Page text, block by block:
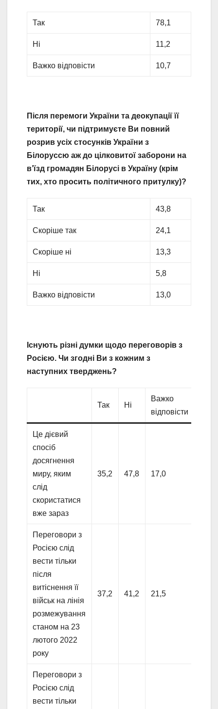
Так 78,1
Ні 11,2
Важко відповісти 10,7
Після перемоги України та деокупації її
території, чи підтримуєте Ви повний
розрив усіх стосунків України з
Білоруссю аж до цілковитої заборони на
в’їзд громадян Білорусі в Україну (крім
тих, хто просить політичного притулку)?
Так 43,8
Скоріше так 24,1
Скоріше ні 13,3
Ні 5,8
Важко відповісти 13,0
Існують різні думки щодо переговорів з
Росією. Чи згодні Ви з кожним з
наступних тверджень?
Так Ні
Важко
відповісти
Це дієвий
спосіб
досягнення
миру, яким
слід
скористатися
вже зараз
35,2 47,8 17,0
Переговори з
Росією слід
вести тільки
після
витіснення її
військ на лінія
розмежування
станом на 23
лютого 2022
року
37,2 41,2 21,5
Переговори з
Росією слід
вести тільки